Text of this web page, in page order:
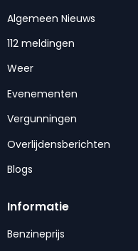
Algemeen Nieuws
112 meldingen
Weer
Evenementen
Vergunningen
Overlijdensberichten
Blogs
Informatie
Benzineprijs